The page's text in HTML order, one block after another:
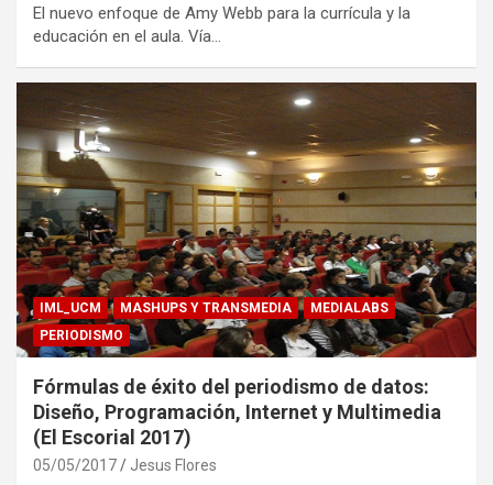
El nuevo enfoque de Amy Webb para la currícula y la
educación en el aula. Vía…
IML_UCM MASHUPS Y TRANSMEDIA
MEDIALABS
PERIODISMO
Fórmulas de éxito del periodismo de datos:
Diseño, Programación, Internet y Multimedia
(El Escorial 2017)
05/05/2017 Jesus Flores